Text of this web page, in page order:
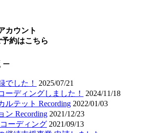
カウント
約はこちら
–
でした！
2025/07/21
ーディングしました！
2024/11/18
ルテット Recording 2022/01/03
ン Recording 2021/12/23
ーディング 2021/09/13